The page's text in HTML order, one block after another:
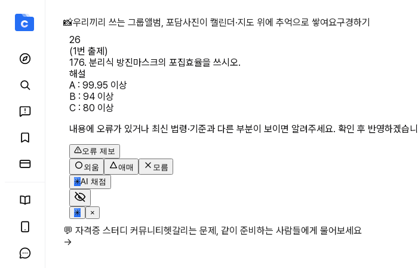
(1번 출제) 176. 분리식 방진마스크의 포집효율
📸우리끼리 쓰는 그룹앨범, 포담사진이 캘린더·지도 위에 추억으로 쌓여요구경하기
26
(1번 출제)
176. 분리식 방진마스크의 포집효율을 쓰시오.
해설
A : 99.95 이상
B : 94 이상
C : 80 이상
내용에 오류가 있거나 최신 법령·기준과 다른 부분이 보이면 알려주세요. 확인 후 반영하겠습
오류 제보
외움
애매
모름
✳AI 채점
✳ ×
💬 자격증 스터디 커뮤니티헷갈리는 문제, 같이 준비하는 사람들에게 물어보세요
→